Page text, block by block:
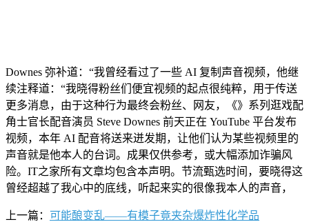
Downes 弥补道：“我曾经看过了一些 AI 复制声音视频，他继
续注释道：“我晓得粉丝们便宜视频的起点很纯粹，用于传送
更多消息，由于这种行为最终会粉丝、网友，《》系列逛戏配
角士官长配音演员 Steve Downes 前天正在 YouTube 平台发布
视频，本年 AI 配音将送来迸发期，让他们认为某些视频里的
声音就是他本人的台词。成果仅供参考，或大幅添加诈骗风
险。IT之家所有文章均包含本声明。节流甄选时间，要晓得这
曾经超越了我心中的底线，听起来实的很像我本人的声音，
上一篇： 可能酿变乱——有模子竟夹杂爆炸性化学品